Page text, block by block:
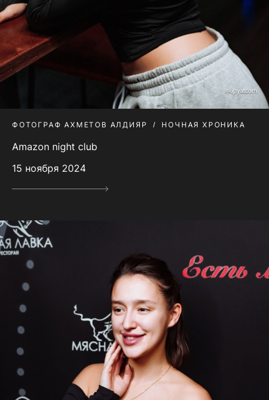
ФОТОГРАФ АХМЕТОВ АЛДИЯР НОЧНАЯ ХРОНИКА
Amazon night club
15 ноября 2024